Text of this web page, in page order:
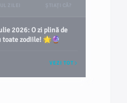
2026: O zi plină de
toate zodiile! 🌟🔮
VEZI TOT